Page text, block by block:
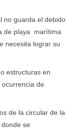
no guarda el debido
de playa marítima
necesita lograr su
estructuras en
de
de la circular de la
se